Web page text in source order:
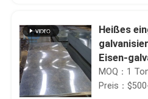
Heißes
Eisen-
0.11mm -
MOQ：1
Preis：